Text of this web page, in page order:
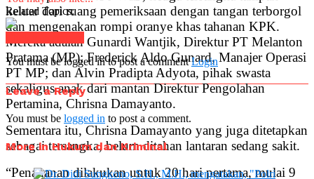
keluar dari ruang pemeriksaan dengan tangan terborgol
dan mengenakan rompi oranye khas tahanan KPK.
Mereka adalah Gunardi Wantjik, Direktur PT Melanton
Pratama (MP); Frederick Aldo Gunard, Manajer Operasi
PT MP; dan Alvin Pradipta Adyota, pihak swasta
sekaligus anak dari mantan Direktur Pengolahan
Pertamina, Chrisna Damayanto.
Sementara itu, Chrisna Damayanto yang juga ditetapkan
sebagai tersangka, belum ditahan lantaran sedang sakit.
“Penahanan dilakukan untuk 20 hari pertama, mulai 9
Related Topics:
You must be logged in to post a commentLogin
Leave a Reply
You must be logged in to post a comment.
More in Hukum dan Kriminal